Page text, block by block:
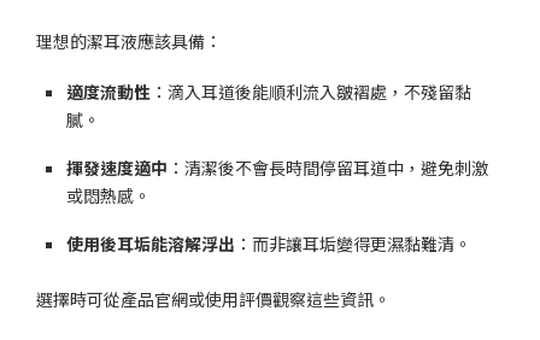
理想的潔耳液應該具備：
適度流動性 ：滴入耳道後能順利流入皺褶處，不殘留黏
膩。
揮發速度適中 ：清潔後不會長時間停留耳道中，避免刺激
或悶熱感。
使用後耳垢能溶解浮出 ：而非讓耳垢變得更濕黏難清。
選擇時可從產品官網或使用評價觀察這些資訊。